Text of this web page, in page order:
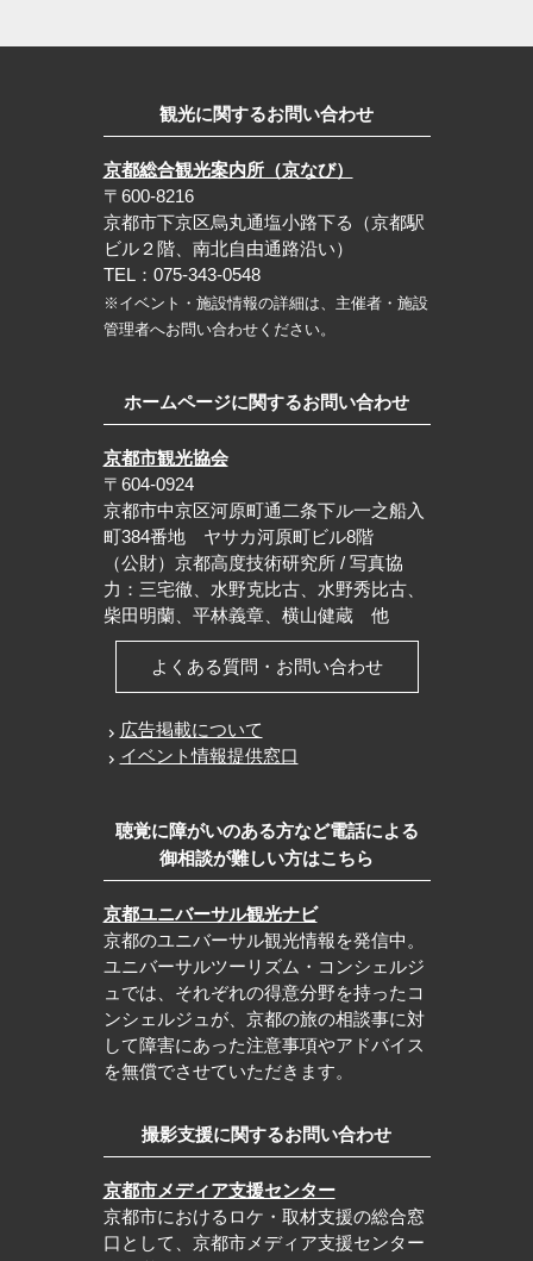
観光に関するお問い合わせ
京都総合観光案内所（京なび）
〒600-8216
京都市下京区烏丸通塩小路下る（京都駅
ビル２階、南北自由通路沿い）
TEL：075-343-0548
※イベント・施設情報の詳細は、主催者・施設
管理者へお問い合わせください。
ホームページに関するお問い合わせ
京都市観光協会
〒604-0924
京都市中京区河原町通二条下ル一之船入
町384番地 ヤサカ河原町ビル8階
（公財）京都高度技術研究所 / 写真協
力：三宅徹、水野克比古、水野秀比古、
柴田明蘭、平林義章、横山健蔵 他
よくある質問・お問い合わせ
広告掲載について
イベント情報提供窓口
聴覚に障がいのある方など電話による
御相談が難しい方はこちら
京都ユニバーサル観光ナビ
京都のユニバーサル観光情報を発信中。
ユニバーサルツーリズム・コンシェルジ
ュでは、それぞれの得意分野を持ったコ
ンシェルジュが、京都の旅の相談事に対
して障害にあった注意事項やアドバイス
を無償でさせていただきます。
撮影支援に関するお問い合わせ
京都市メディア支援センター
京都市におけるロケ・取材支援の総合窓
口として、京都市メディア支援センター